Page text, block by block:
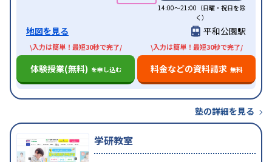
14:00〜21:00（日曜・祝日を除
く）
地図を見る 平和公園駅
\入力は簡単！最短30秒で完了/
体験授業(無料) を申し込む
\入力は簡単！最短30秒で完了/
料金などの資料請求 無料
塾の詳細を見る
学研教室